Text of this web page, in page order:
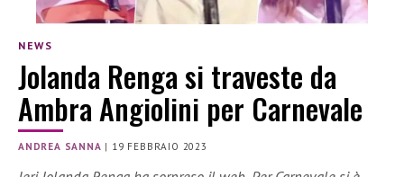
NEWS
Jolanda Renga si traveste da
Ambra Angiolini per Carnevale
ANDREA SANNA | 19 FEBBRAIO 2023